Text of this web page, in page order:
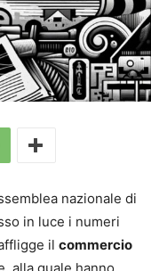
nazionale di
in luce i numeri
il commercio